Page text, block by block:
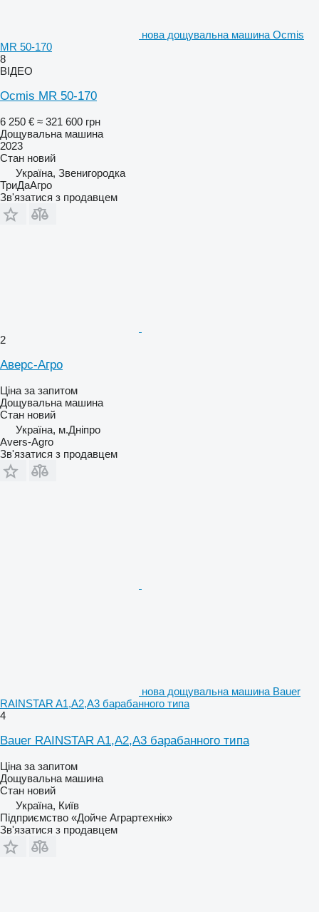
нова дощувальна машина Ocmis
MR 50-170
8
ВІДЕО
Ocmis MR 50-170
6 250 € ≈ 321 600 грн
Дощувальна машина
2023
Стан новий
Україна, Звенигородка
ТриДаАгро
Зв'язатися з продавцем
2
Аверс-Агро
Ціна за запитом
Дощувальна машина
Стан новий
Україна, м.Дніпро
Avers-Agro
Зв'язатися з продавцем
нова дощувальна машина Bauer
RAINSTAR A1,A2,А3 барабанного типа
4
Bauer RAINSTAR A1,A2,А3 барабанного типа
Ціна за запитом
Дощувальна машина
Стан новий
Україна, Київ
Підприємство «Дойче Аграртехнік»
Зв'язатися з продавцем